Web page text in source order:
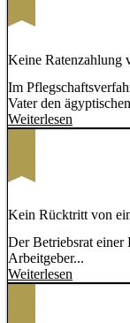
Keine Ratenzahlung
Im
Vater den
Weiterlesen
Kein Rücktritt von
Der Betriebsrat einer
Arbeitgeber...
Weiterlesen